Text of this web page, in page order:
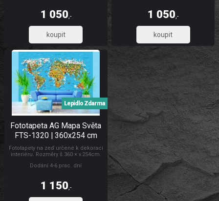
1 050,-
867,77
1 050,-
867,77
Fototapeta AG Mapa Světa
FTS-1320 | 360x254 cm
Fototapety na zeď určené k dekoraci
interiéru. Rozměry š.360 × v.254cm.
v ČR. Snadné lepení ve čtyřech
Lepidlo Zdarma
Dodání 4-6 prac. dní
1 150,-